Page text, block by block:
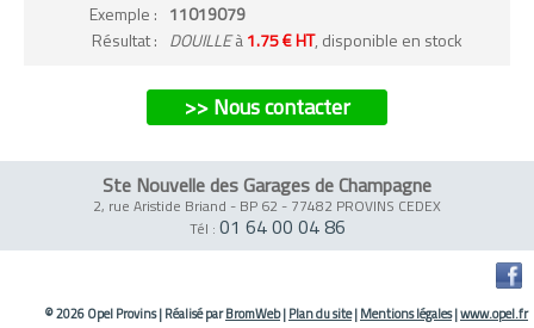
Exemple : 11019079
Résultat : DOUILLEà1.75 € HT, disponible en stock
>> Nous contacter
Ste Nouvelle des Garages de Champagne
2, rue Aristide Briand - BP 62 - 77482 PROVINS CEDEX
Tél : 01 64 00 04 86
© 2026 Opel Provins|Réalisé parBromWeb|Plan du site|Mentions légales|www.opel.fr